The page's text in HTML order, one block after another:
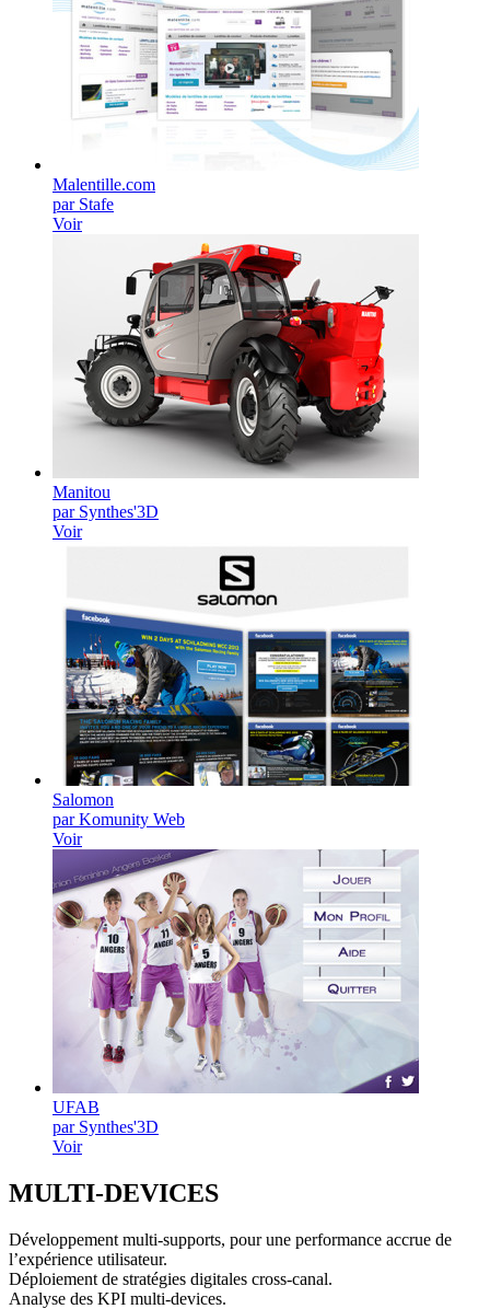
Malentille.com
par Stafe
Voir
Manitou
par Synthes'3D
Voir
Salomon
par Komunity Web
Voir
UFAB
par Synthes'3D
Voir
MULTI-DEVICES
Développement multi-supports, pour une performance accrue de
l’expérience utilisateur.
Déploiement de stratégies digitales cross-canal.
Analyse des KPI multi-devices.